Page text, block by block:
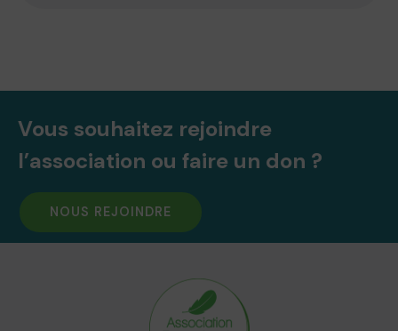
Vous souhaitez rejoindre
l’association ou faire un don ?
NOUS REJOINDRE